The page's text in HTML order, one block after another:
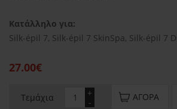
Κατάλληλο για:
Silk-épil 7, Silk-épil 7 SkinSpa, Silk-épil 7
27.00€
Τεμάχια -
+ ΑΓΟΡΆ